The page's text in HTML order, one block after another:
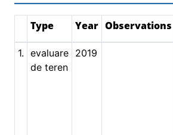
Type Year Observations
1. evaluare
de teren
2019